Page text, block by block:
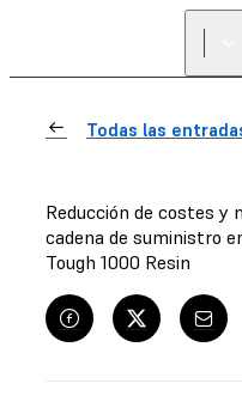
Todas las
Reducción de costes y
cadena de suministro
Tough 1000 Resin